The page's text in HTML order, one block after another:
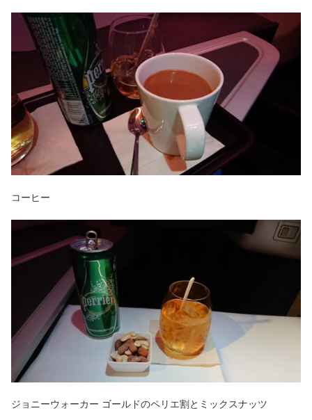
コーヒー
ジョニーウォーカー ゴールドのペリエ割とミックスナッツ